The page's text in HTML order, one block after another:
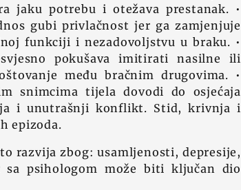
jaku potrebu i otežava prestanak. •
gubi privlačnost jer ga zamjenjuje
funkciji i nezadovoljstvu u braku. •
pokušava imitirati nasilne ili
među bračnim drugovima. •
snimcima tijela dovodi do osjećaja
i unutrašnji konflikt. Stid, krivnja i
epizoda.
razvija zbog: usamljenosti, depresije,
sa psihologom može biti ključan dio